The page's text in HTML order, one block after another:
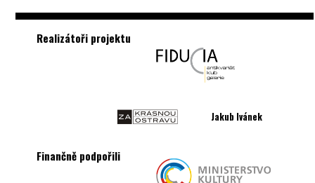
Realizátoři projektu
Jakub Ivánek
Finančně podpořili